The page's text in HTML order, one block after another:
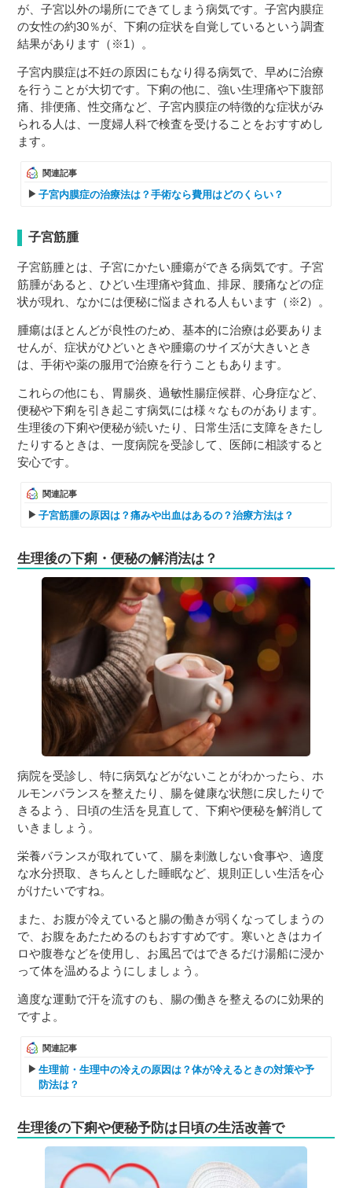
が、子宮以外の場所にできてしまう病気です。子宮内膜症
の女性の約30％が、下痢の症状を自覚しているという調査
結果があります（※1）。
子宮内膜症は不妊の原因にもなり得る病気で、早めに治療
を行うことが大切です。下痢の他に、強い生理痛や下腹部
痛、排便痛、性交痛など、子宮内膜症の特徴的な症状がみ
られる人は、一度婦人科で検査を受けることをおすすめし
ます。
関連記事
子宮内膜症の治療法は？手術なら費用はどのくらい？
子宮筋腫
子宮筋腫とは、子宮にかたい腫瘍ができる病気です。子宮
筋腫があると、ひどい生理痛や貧血、排尿、腰痛などの症
状が現れ、なかには便秘に悩まされる人もいます（※2）。
腫瘍はほとんどが良性のため、基本的に治療は必要ありま
せんが、症状がひどいときや腫瘍のサイズが大きいとき
は、手術や薬の服用で治療を行うこともあります。
これらの他にも、胃腸炎、過敏性腸症候群、心身症など、
便秘や下痢を引き起こす病気には様々なものがあります。
生理後の下痢や便秘が続いたり、日常生活に支障をきたし
たりするときは、一度病院を受診して、医師に相談すると
安心です。
関連記事
子宮筋腫の原因は？痛みや出血はあるの？治療方法は？
生理後の下痢・便秘の解消法は？
病院を受診し、特に病気などがないことがわかったら、ホ
ルモンバランスを整えたり、腸を健康な状態に戻したりで
きるよう、日頃の生活を見直して、下痢や便秘を解消して
いきましょう。
栄養バランスが取れていて、腸を刺激しない食事や、適度
な水分摂取、きちんとした睡眠など、規則正しい生活を心
がけたいですね。
また、お腹が冷えていると腸の働きが弱くなってしまうの
で、お腹をあたためるのもおすすめです。寒いときはカイ
ロや腹巻などを使用し、お風呂ではできるだけ湯船に浸か
って体を温めるようにしましょう。
適度な運動で汗を流すのも、腸の働きを整えるのに効果的
ですよ。
関連記事
生理前・生理中の冷えの原因は？体が冷えるときの対策や予
防法は？
生理後の下痢や便秘予防は日頃の生活改善で